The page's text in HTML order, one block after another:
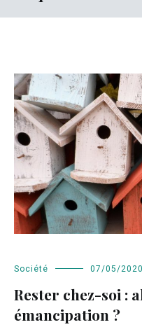
Société 07/05/2020
Rester chez-soi :
émancipation ?